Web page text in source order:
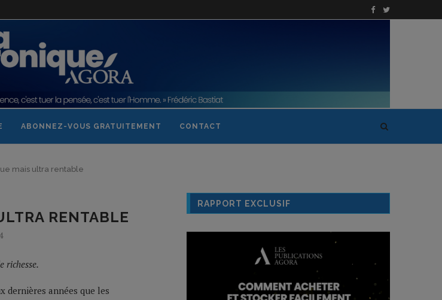
ABONNEZ-VOUS GRATUITEMENT CONTACT
mais ultra rentable
RENTABLE
richesse.
dernières années que les
RAPPORT EXCLUSIF